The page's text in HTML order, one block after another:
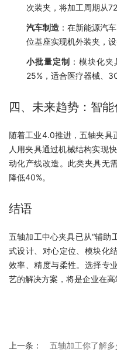
次装夹，将加工周期从
汽车制造 ：在新能源汽
位基座实现机外装夹，
小批量定制 ：模块化
25%，适合医疗器械、
四、未来趋势：智
随着工业4.0推进，五轴夹具
人用夹具通过机械结构实现
动化产线改造。此类夹具无
降低40%。
结语
五轴加工中心夹具已从“辅助
式设计、对心定位、模块化
效率、精度与柔性。选择专
艺的解决方案，将是企业在高
上一条：
五轴加工你了解多